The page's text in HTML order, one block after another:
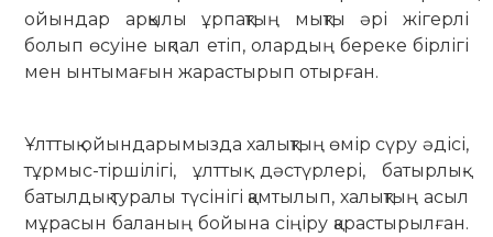
ойындар арқылы ұрпақтың мықты әрі жігерлі
болып өсуіне ықпал етіп, олардың береке бірлігі
мен ынтымағын жарастырып отырған.
Ұлттық ойындарымызда халықтың өмір сүру әдісі,
тұрмыс-тіршілігі, ұлттық дәстүрлері, батырлық-
батылдық туралы түсінігі қамтылып, халықтың асыл
мұрасын баланың бойына сіңіру қарастырылған.